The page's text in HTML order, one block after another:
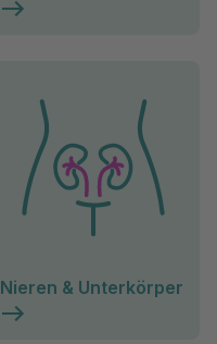
Nieren & Unterkörper